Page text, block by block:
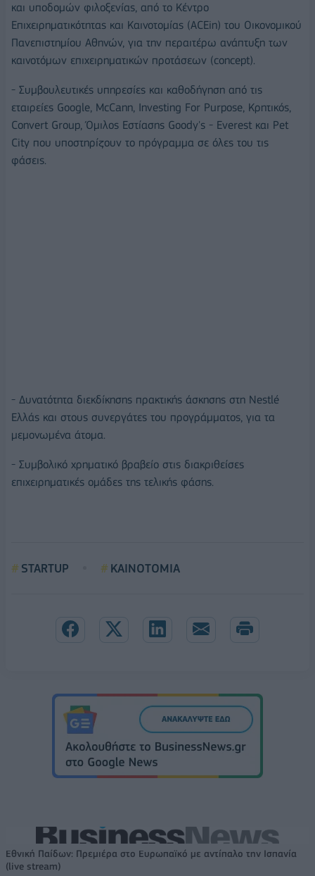
και υποδομών φιλοξενίας, από το Κέντρο
Επιχειρηματικότητας και Καινοτομίας (ACEin) του Οικονομικού
Πανεπιστημίου Αθηνών, για την περαιτέρω ανάπτυξη των
καινοτόμων επιχειρηματικών προτάσεων (concept).
- Συμβουλευτικές υπηρεσίες και καθοδήγηση από τις
εταιρείες Google, McCann, Investing For Purpose, Κρητικός,
Convert Group, Όμιλος Εστίασης Goody's - Everest και Pet
City που υποστηρίζουν το πρόγραμμα σε όλες του τις
φάσεις.
- Δυνατότητα διεκδίκησης πρακτικής άσκησης στη Nestlé
Ελλάς και στους συνεργάτες του προγράμματος, για τα
μεμονωμένα άτομα.
- Συμβολικό χρηματικό βραβείο στις διακριθείσες
επιχειρηματικές ομάδες της τελικής φάσης.
STARTUP ΚΑΙΝΟΤΟΜΙΑ
Εθνική Παίδων: Πρεμιέρα στο Ευρωπαϊκό με αντίπαλο την Ισπανία
(live stream)